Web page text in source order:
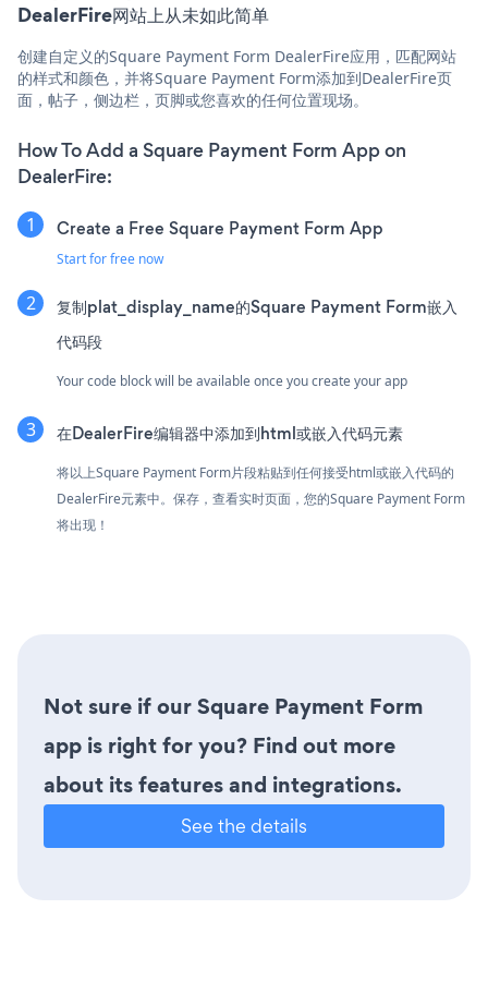
DealerFire网站上从未如此简单
创建自定义的Square Payment Form DealerFire应用，匹配网站
的样式和颜色，并将Square Payment Form添加到DealerFire页
面，帖子，侧边栏，页脚或您喜欢的任何位置现场。
How To Add a Square Payment Form App on
DealerFire:
Create a Free Square Payment Form App
Start for free now
复制plat_display_name的Square Payment Form嵌入
代码段
Your code block will be available once you create your app
在DealerFire编辑器中添加到html或嵌入代码元素
将以上Square Payment Form片段粘贴到任何接受html或嵌入代码的
DealerFire元素中。保存，查看实时页面，您的Square Payment Form
将出现！
Not sure if our Square Payment Form
app is right for you? Find out more
about its features and integrations.
See the details